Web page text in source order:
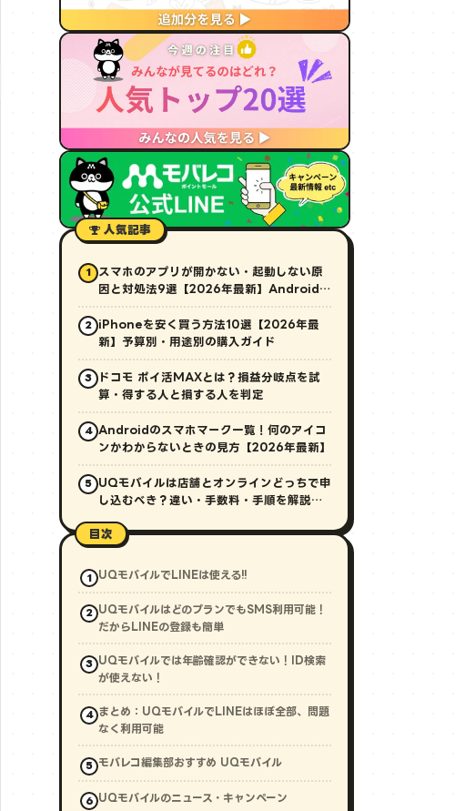
人気記事
1
スマホのアプリが開かない・起動しない原
因と対処法9選【2026年最新】Android・
iPhone対応
2
iPhoneを安く買う方法10選【2026年最
新】予算別・用途別の購入ガイド
3
ドコモ ポイ活MAXとは？損益分岐点を試
算・得する人と損する人を判定
4
Androidのスマホマーク一覧！何のアイコ
ンかわからないときの見方【2026年最新】
5
UQモバイルは店舗とオンラインどっちで申
し込むべき？違い・手数料・手順を解説
目次
UQモバイルでLINEは使える!!
UQモバイルはどのプランでもSMS利用可能！
だからLINEの登録も簡単
UQモバイルでは年齢確認ができない！ID検索
が使えない！
まとめ：UQモバイルでLINEはほぼ全部、問題
なく利用可能
モバレコ編集部おすすめ UQモバイル
UQモバイルのニュース・キャンペーン